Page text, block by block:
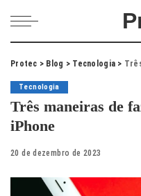
Protec > Blog > Tecnologia >
Tecnologia
Três maneiras de
iPhone
20 de dezembro de 2023